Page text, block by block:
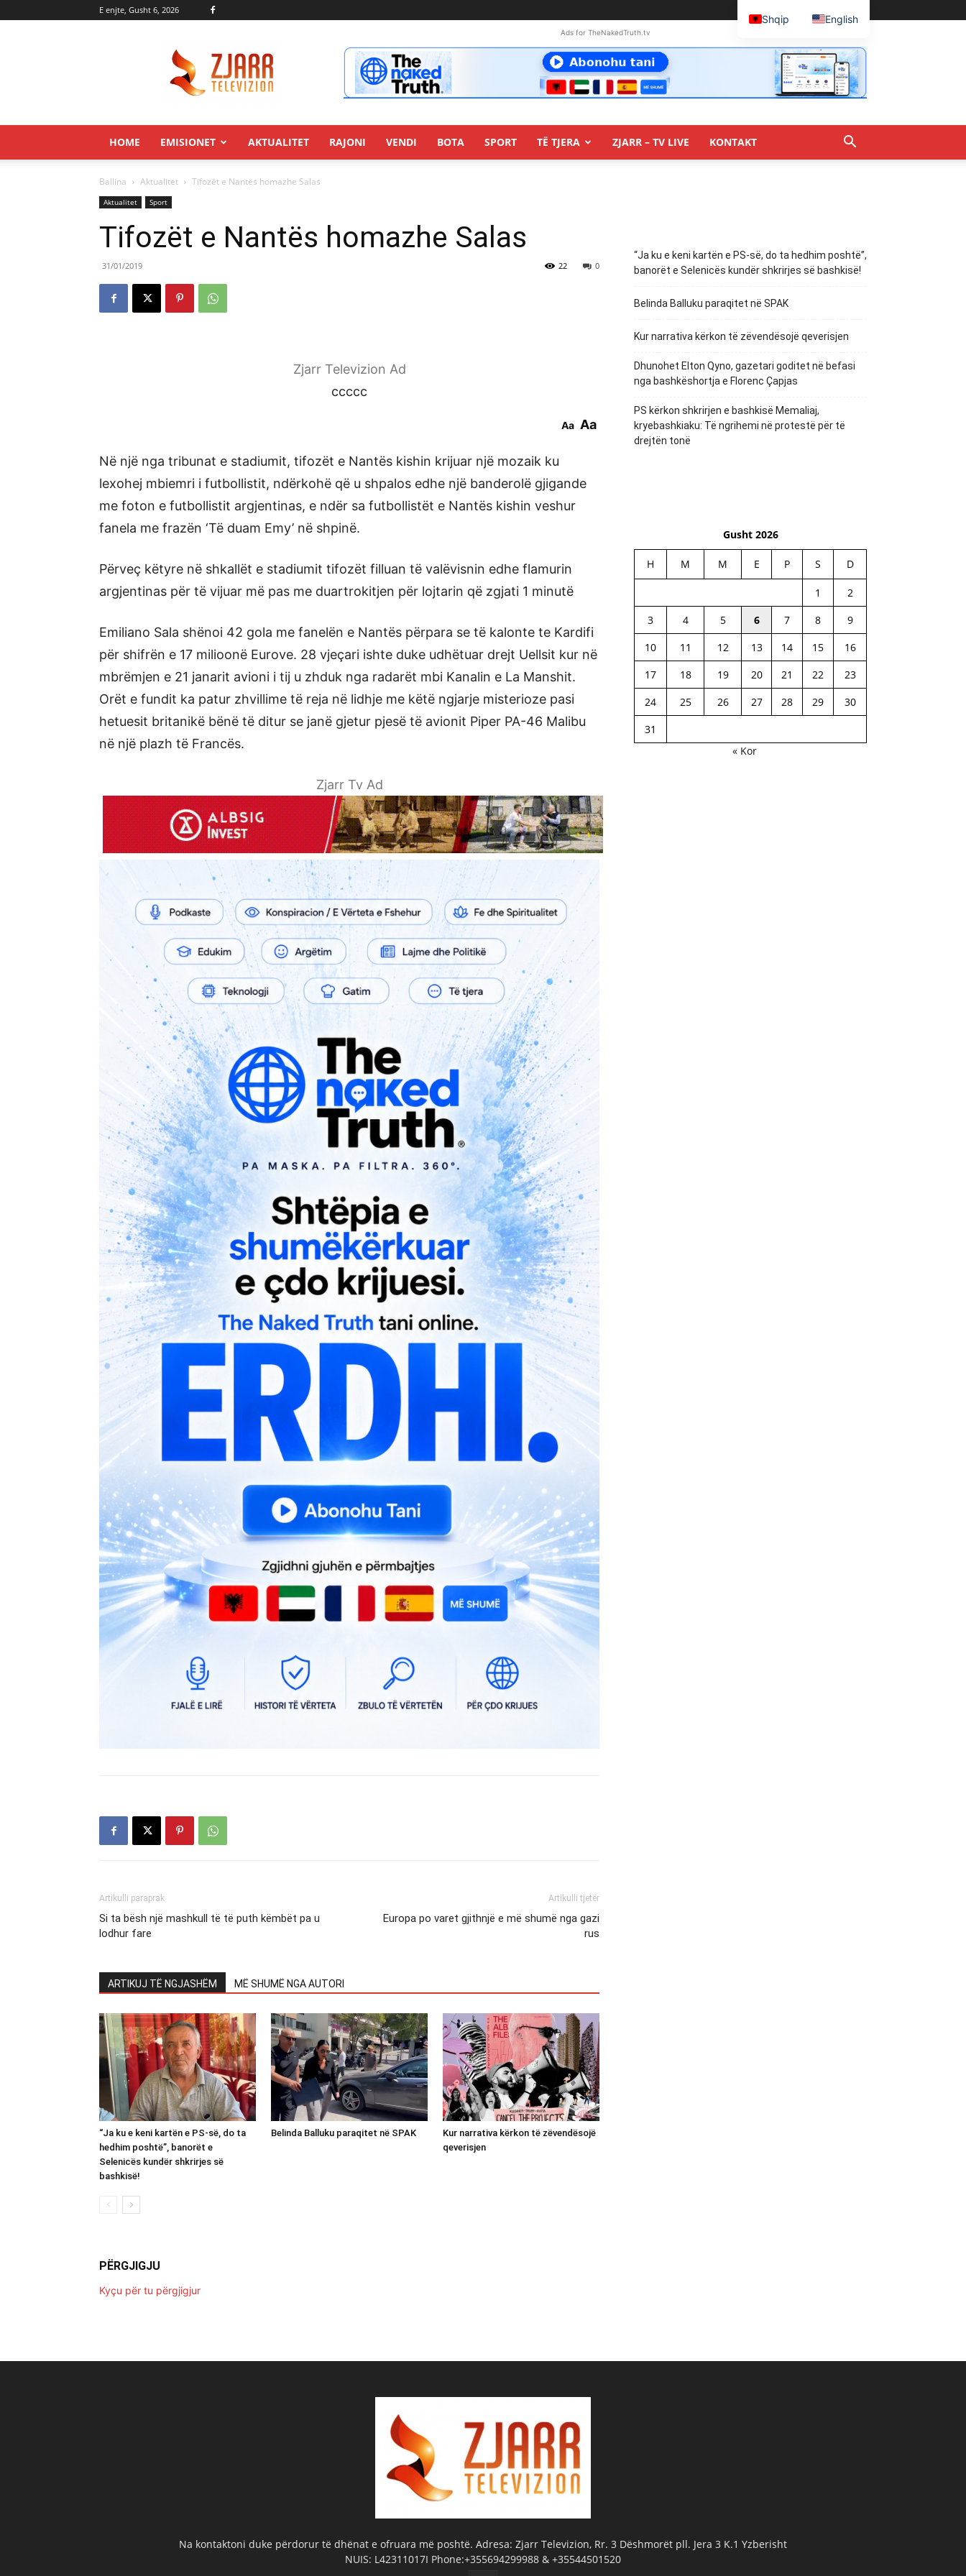
E enjte, Gusht 6, 2026
Ads for TheNakedTruth.tv
HOME EMISIONET AKTUALITET RAJONI VENDI BOTA SPORT TË TJERA ZJARR – TV LIVE KONTAKT
Ballina Aktualitet Tifozët e Nantës homazhe Salas
Aktualitet Sport
Tifozët e Nantës homazhe Salas
31/01/2019 0
22
Zjarr Televizion Ad
ccccc
Aa Aa
Në një nga tribunat e stadiumit, tifozët e Nantës kishin krijuar një mozaik ku
lexohej mbiemri i futbollistit, ndërkohë që u shpalos edhe një banderolë gjigande
me foton e futbollistit argjentinas, e ndër sa futbollistët e Nantës kishin veshur
fanela me frazën ‘Të duam Emy’ në shpinë.
Përveç këtyre në shkallët e stadiumit tifozët filluan të valëvisnin edhe flamurin
argjentinas për të vijuar më pas me duartrokitjen për lojtarin që zgjati 1 minutë
Emiliano Sala shënoi 42 gola me fanelën e Nantës përpara se të kalonte te Kardifi
për shifrën e 17 milioonë Eurove. 28 vjeçari ishte duke udhëtuar drejt Uellsit kur në
mbrëmjen e 21 janarit avioni i tij u zhduk nga radarët mbi Kanalin e La Manshit.
Orët e fundit ka patur zhvillime të reja në lidhje me këtë ngjarje misterioze pasi
hetuesit britanikë bënë të ditur se janë gjetur pjesë të avionit Piper PA-46 Malibu
në një plazh të Francës.
Zjarr Tv Ad
Artikulli paraprak
Si ta bësh një mashkull të të puth këmbët pa u
lodhur fare
Artikulli tjetër
Europa po varet gjithnjë e më shumë nga gazi
rus
ARTIKUJ TË NGJASHËM MË SHUMË NGA AUTORI
“Ja ku e keni kartën e PS-së, do ta
hedhim poshtë”, banorët e
Selenicës kundër shkrirjes së
bashkisë!
Belinda Balluku paraqitet në SPAK
Kur narrativa kërkon të zëvendësojë
qeverisjen
PËRGJIGJU
Kyçu për tu përgjigjur
“Ja ku e keni kartën e PS-së, do ta hedhim poshtë”,
banorët e Selenicës kundër shkrirjes së bashkisë!
Belinda Balluku paraqitet në SPAK
Kur narrativa kërkon të zëvendësojë qeverisjen
Dhunohet Elton Qyno, gazetari goditet në befasi
nga bashkëshortja e Florenc Çapjas
PS kërkon shkrirjen e bashkisë Memaliaj,
kryebashkiaku: Të ngrihemi në protestë për të
drejtën tonë
Gusht 2026
H M M E P S D
1
2
3
4 5 6 7 8
9
10
11 12 13 14 15
16
17
18 19 20 21 22
23
24
25 26 27 28 29
30
31
« Kor
Na kontaktoni duke përdorur të dhënat e ofruara më poshtë. Adresa: Zjarr Televizion, Rr. 3 Dëshmorët pll. Jera 3 K.1 Yzberisht
NUIS: L42311017I Phone:+355694299988 & +35544501520
Shqip English